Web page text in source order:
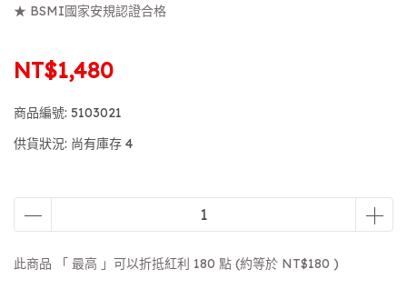
★ BSMI國家安規認證合格
NT$1,480
商品編號: 5103021
供貨狀況: 尚有庫存 4
此商品 「 最高 」可以折抵紅利 180 點 (約等於 NT$180 )